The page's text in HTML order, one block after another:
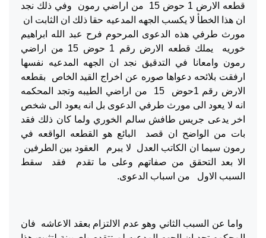
قطعه الارض 1 حوض 15 من اراضي رمون وفي ذلك نجد
ان هذا الخطأ لا يكسب الجهه المدعيه حقا ذلك ان الثابت ان
مورث طرفي هذه الدعوى المرحوم فرح عبد الله ابراهيم
خوريه يملك قطعه الارض رقم 1 حوض 15 من اراضي
رمون وامعانا في التدقيق نجد ان الجهه المدعيه نفسها
ارفقت بلائحه دعواها صوره عن اخراج القيد الخاص بقطعه
الارض رقم 1حوض 15 من اراضي الطيبه وتجد المحكمه
انه لا يعود الى مورث طرفي الدعوى بل انه يعود الى شخص
اخر يدعى جريس طافش سالم الخوري ولما كان ذلك فقد
بات من الواضح ان قصد البائع هو القطعه الواقعه في
رمون سيما ان الكاتب العدل لا يبرم العقود بين الطرفين
الا بعد التحقق من صفاتهم وعلى ما تقدم فقد سقط
السبب الاول من اسباب الدعوى.
واما عن السبب الثاني وهو عدم الالتزام بعقد الاعاشه فان